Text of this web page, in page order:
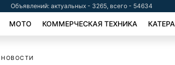
Объявлений: актуальных - 3265, всего - 54634
МОТО КОММЕРЧЕСКАЯ ТЕХНИКА КАТЕРА
НОВОСТИ